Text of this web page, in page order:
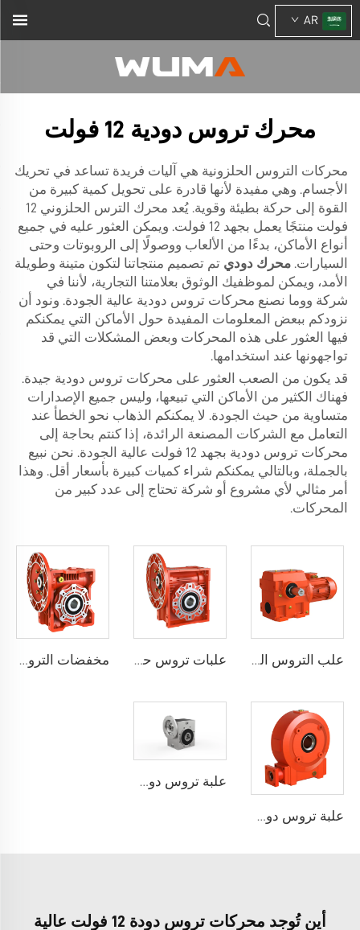
AR
محرك تروس دودية 12 فولت
محركات التروس الحلزونية هي آليات فريدة تساعد في تحريك
الأجسام. وهي مفيدة لأنها قادرة على تحويل كمية كبيرة من
القوة إلى حركة بطيئة وقوية. يُعد محرك الترس الحلزوني 12
فولت منتجًا يعمل بجهد 12 فولت. ويمكن العثور عليه في جميع
أنواع الأماكن، بدءًا من الألعاب ووصولًا إلى الروبوتات وحتى
السيارات. محرك دودي تم تصميم منتجاتنا لتكون متينة وطويلة
الأمد، ويمكن لموظفيك الوثوق بعلامتنا التجارية، لأننا في
شركة ووما نصنع محركات تروس دودية عالية الجودة. ونود أن
نزودكم ببعض المعلومات المفيدة حول الأماكن التي يمكنكم
فيها العثور على هذه المحركات وبعض المشكلات التي قد
تواجهونها عند استخدامها.
قد يكون من الصعب العثور على محركات تروس دودية جيدة.
فهناك الكثير من الأماكن التي تبيعها، وليس جميع الإصدارات
متساوية من حيث الجودة. لا يمكنكم الذهاب نحو الخطأ عند
التعامل مع الشركات المصنعة الرائدة، إذا كنتم بحاجة إلى
محركات تروس دودية بجهد 12 فولت عالية الجودة. نحن نبيع
بالجملة، وبالتالي يمكنكم شراء كميات كبيرة بأسعار أقل. وهذا
أمر مثالي لأي مشروع أو شركة تحتاج إلى عدد كبير من
المحركات.
علب التروس الدودية الحلزنية WS علبات تروس حلزونية WMRV (تصميم كلاسيكي) مخفضات التروس الحلزونية WMRV (تصميم فريد)
علبة تروس دودية من سلسلة WG
علبة تروس دودة من الفولاذ المقاوم للصدأ WMSS
أين تُوجد محركات تروس دودة 12 فولت عالية